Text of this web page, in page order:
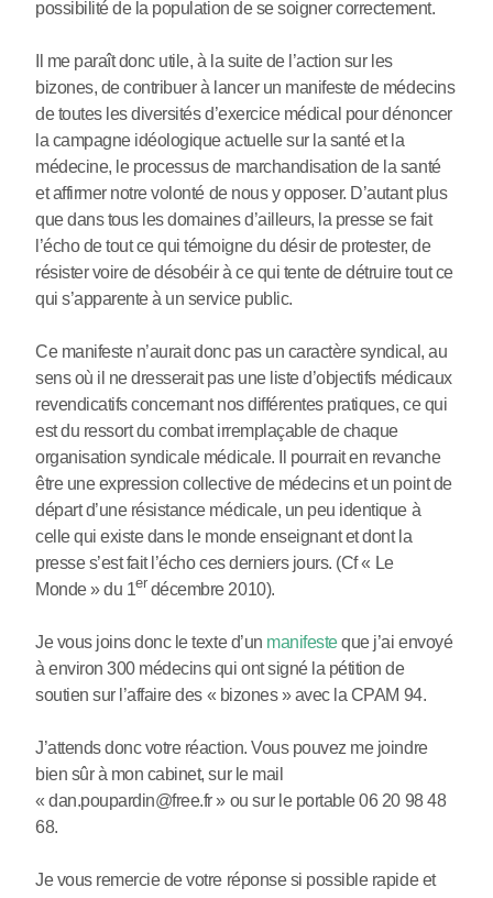
possibilité de la population de se soigner correctement.
Il me paraît donc utile, à la suite de l’action sur les
bizones, de contribuer à lancer un manifeste de médecins
de toutes les diversités d’exercice médical pour dénoncer
la campagne idéologique actuelle sur la santé et la
médecine, le processus de marchandisation de la santé
et affirmer notre volonté de nous y opposer. D’autant plus
que dans tous les domaines d’ailleurs, la presse se fait
l’écho de tout ce qui témoigne du désir de protester, de
résister voire de désobéir à ce qui tente de détruire tout ce
qui s’apparente à un service public.
Ce manifeste n’aurait donc pas un caractère syndical, au
sens où il ne dresserait pas une liste d’objectifs médicaux
revendicatifs concernant nos différentes pratiques, ce qui
est du ressort du combat irremplaçable de chaque
organisation syndicale médicale. Il pourrait en revanche
être une expression collective de médecins et un point de
départ d’une résistance médicale, un peu identique à
celle qui existe dans le monde enseignant et dont la
presse s’est fait l’écho ces derniers jours. (Cf « Le
Monde » du 1er décembre 2010).
Je vous joins donc le texte d’un manifesteque j’ai envoyé
à environ 300 médecins qui ont signé la pétition de
soutien sur l’affaire des « bizones » avec la CPAM 94.
J’attends donc votre réaction. Vous pouvez me joindre
bien sûr à mon cabinet, sur le mail
« dan.poupardin@free.fr » ou sur le portable 06 20 98 48
68.
Je vous remercie de votre réponse si possible rapide et